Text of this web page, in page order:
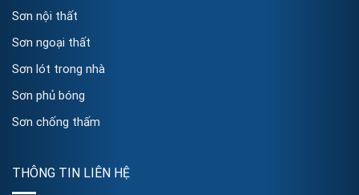
Sơn nội thất
Sơn ngoại thất
Sơn lót trong nhà
Sơn phủ bóng
Sơn chống thấm
THÔNG TIN LIÊN HỆ